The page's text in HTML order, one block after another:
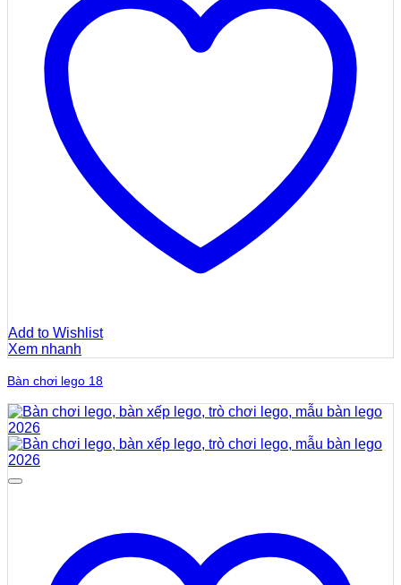
Add to Wishlist
Xem nhanh
Bàn chơi lego 18